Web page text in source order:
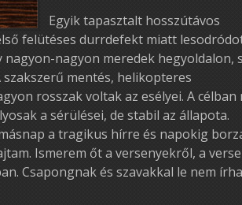
Egyik tapasztalt hosszútávos
felütéses durrdefekt miatt
nagyon meredek hegyoldalon,
mentés, helikopteres
rosszak voltak az esélyei. A célban
a sérülései, de stabil az állapota.
a tragikus hírre és napokig
Ismerem őt a versenyekről, a
Csapongnak és szavakkal le nem